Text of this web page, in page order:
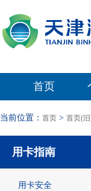
首页
当前位置： 首页 > 首页(
用卡指南
用卡安全